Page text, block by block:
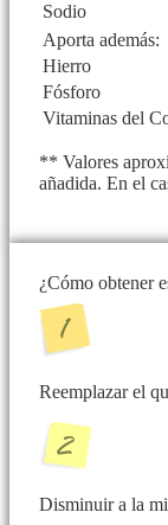
Sodio
Aporta además:
Hierro
Fósforo
Vitaminas del
** Valores
añadida. En el
¿Cómo obtener
Reemplazar el
Disminuir a la